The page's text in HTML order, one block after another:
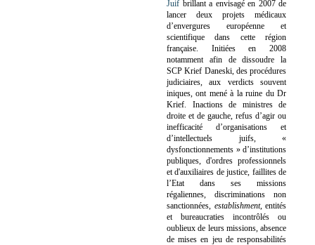
Juif brillant a envisagé en 2007 de
lancer deux projets médicaux
d’envergures européenne et
scientifique dans cette région
française. Initiées en 2008
notamment afin de dissoudre la
SCP Krief Daneski, des procédures
judiciaires, aux verdicts souvent
iniques, ont mené à la ruine du Dr
Krief. Inactions de ministres de
droite et de gauche, refus d’agir ou
inefficacité d’organisations et
d’intellectuels juifs, «
dysfonctionnements » d’institutions
publiques, d'ordres professionnels
et d'auxiliaires de justice, faillites de
l’Etat dans ses missions
régaliennes, discriminations non
sanctionnées, establishment, entités
et bureaucraties incontrôlés ou
oublieux de leurs missions, absence
de mises en jeu de responsabilités